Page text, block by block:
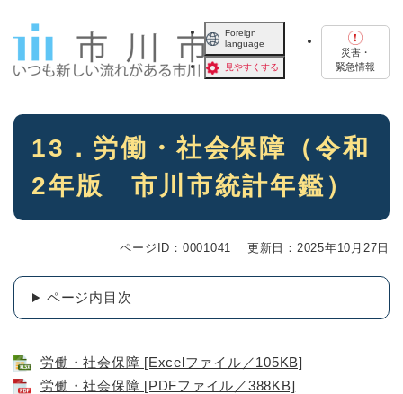
Foreign
language
見やすくする
災害・
緊急情報
本
13．労働・社会保障（令和
2年版 市川市統計年鑑）
ページID：0001041 更新日：2025年10月27日
ページ内目次
労働・社会保障 [Excelファイル／105KB]
労働・社会保障 [PDFファイル／388KB]